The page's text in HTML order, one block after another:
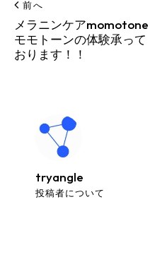
前へ
メラニンケアmomotone
モモトーンの体験承って
おります！！
tryangle
投稿者について